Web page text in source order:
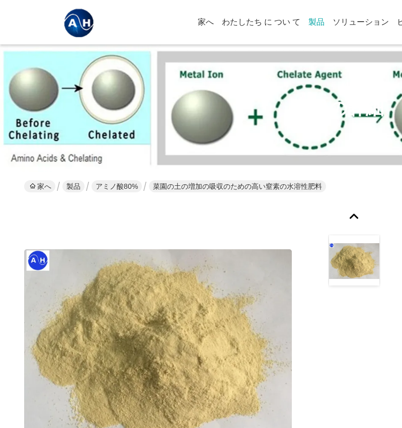
家へ わたしたち に つい て 製品 ソリューション
商品の詳細
家へ 製品 アミノ酸80% 菜園の土の増加の吸収のための高い窒素の水溶性肥料